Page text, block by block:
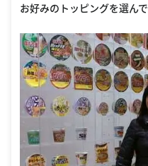
お好みのトッピングを選んで